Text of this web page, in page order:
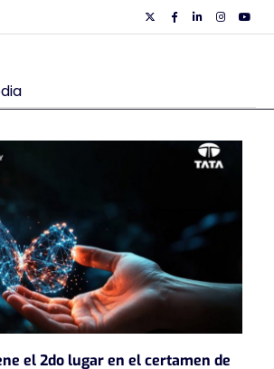
TwiiterFacebook
Linkedin
el 2do lugar en el certamen de